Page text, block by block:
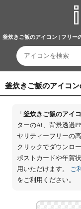
釜炊きご飯のアイコン | フリー
釜炊きご飯のアイコ
「 釜炊きご飯のアイ
ターのAi、背景透過
ヤリティーフリーの
クリックでダウンロ
ポストカードや年賀
用いただけます。 ご
をご利用ください。